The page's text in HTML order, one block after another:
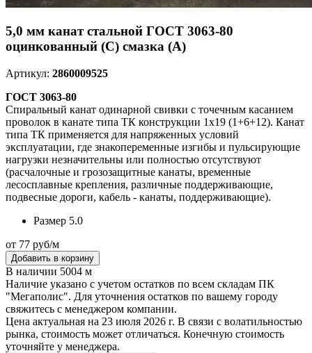
5,0 мм канат стальной ГОСТ 3063-80
оцинкованный (С) смазка (А)
Артикул: 2860009525
ГОСТ 3063-80
Спиральный канат одинарной свивки с точечным касанием
проволок в канате типа ТК конструкции 1x19 (1+6+12). Канат
типа ТК применяется для напряженных условий
эксплуатации, где знакопеременные изгибы и пульсирующие
нагрузки незначительны или полностью отсутствуют
(расчалочные и грозозащитные канаты, временные
лесосплавные крепления, различные поддерживающие,
подвесные дороги, кабель - канаты, поддерживающие).
Размер 5.0
от 77 руб/м
Добавить в корзину
В наличии 5004 м
Наличие указано с учетом остатков по всем складам ПК
"Мегаполис". Для уточнения остатков по вашему городу
свяжитесь с менеджером компании.
Цена актуальная на 23 июля 2026 г. В связи с волатильностью
рынка, стоимость может отличаться. Конечную стоимость
уточняйте у менеджера.